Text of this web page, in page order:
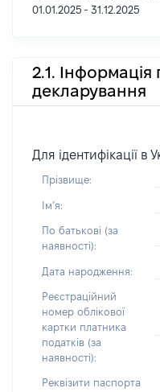
01.01.2025 - 31.12.2025
2.1. Інформація
декларування
Для ідентифікації в
Прізвище:
Імʼя:
По батькові (за
наявності):
Дата народження:
Реєстраційний
номер облікової
картки платника
податків (за
наявності):
Реквізити паспорта